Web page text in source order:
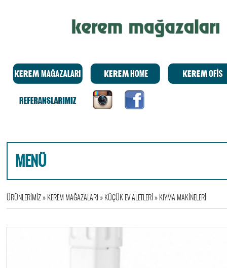
MENÜ
ÜRÜNLERİMİZ»KEREM MAĞAZALARI»KÜÇÜK EV ALETLERİ»KIYMA MAKİNELERİ